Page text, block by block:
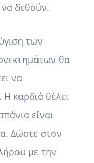
δεθούν.
των
θα
να
καρδιά θέλει
είναι
Δώστε στον
με την